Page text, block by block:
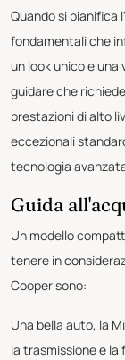
Quando si pianifica
fondamentali che
un look unico e
guidare che
prestazioni di alto
eccezionali
tecnologia
Guida
Un modello
tenere in
Cooper sono:
Una bella auto, la
la trasmissione e